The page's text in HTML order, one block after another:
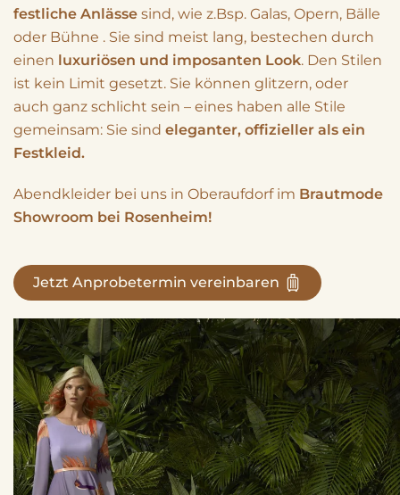
festliche Anlässe sind, wie z.Bsp. Galas, Opern, Bälle
oder Bühne . Sie sind meist lang, bestechen durch
einen luxuriösen und imposanten Look. Den Stilen
ist kein Limit gesetzt. Sie können glitzern, oder
auch ganz schlicht sein – eines haben alle Stile
gemeinsam: Sie sind eleganter, offizieller als ein
Festkleid.
Abendkleider bei uns in Oberaufdorf im Brautmode
Showroom bei Rosenheim!
Jetzt Anprobetermin vereinbaren